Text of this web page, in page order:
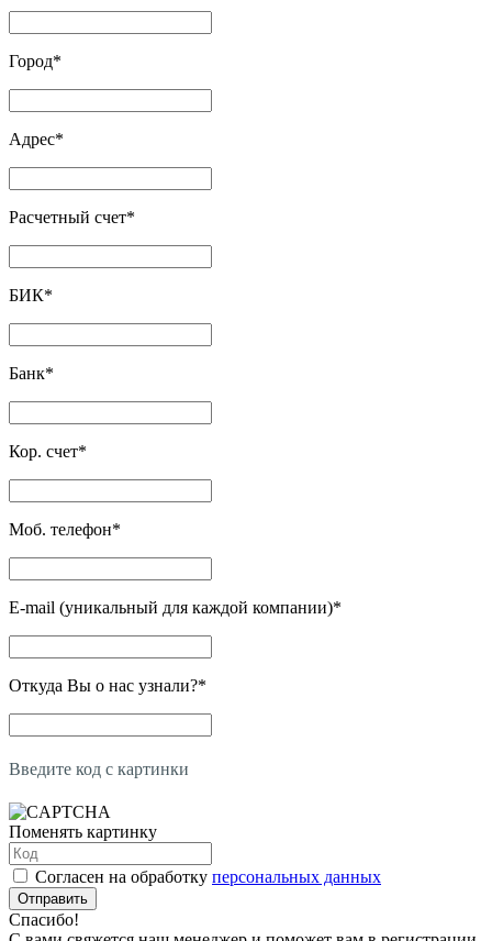
Город*
Адрес*
Расчетный счет*
БИК*
Банк*
Кор. счет*
Моб. телефон*
E-mail (уникальный для каждой компании)*
Откуда Вы о нас узнали?*
Введите код с картинки
Поменять картинку
Согласен на обработку персональных данных
Отправить
Спасибо!